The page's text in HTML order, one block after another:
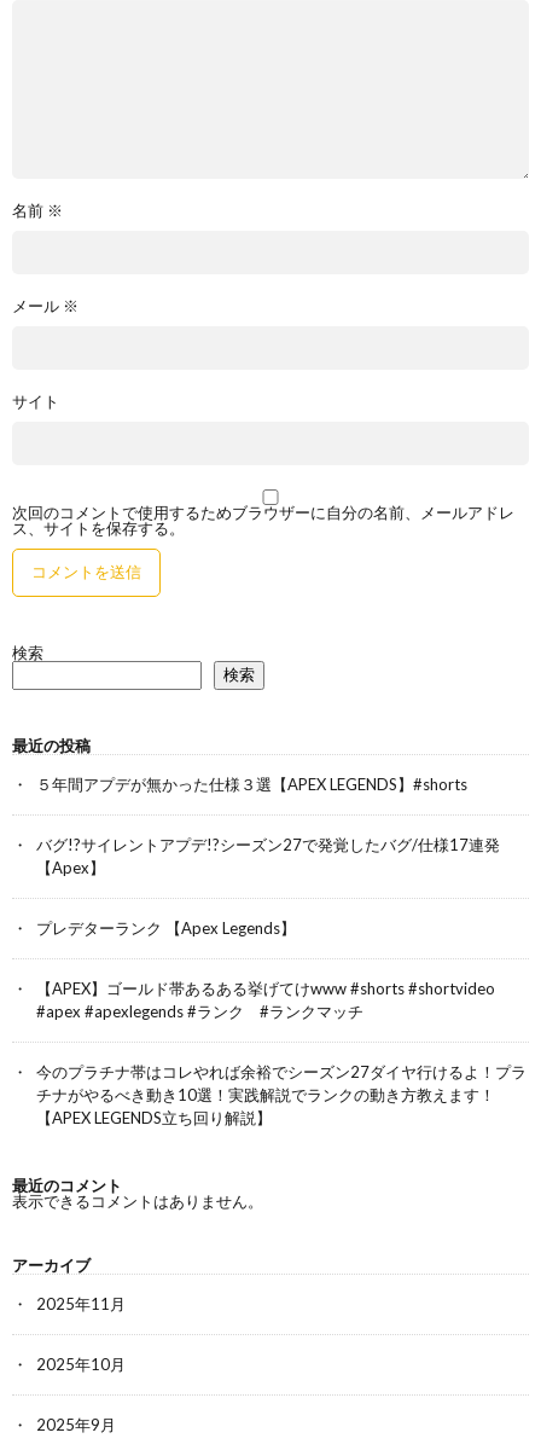
名前 ※
メール ※
サイト
次回のコメントで使用するためブラウザーに自分の名前、メールアドレ
ス、サイトを保存する。
検索
検索
最近の投稿
５年間アプデが無かった仕様３選【APEX LEGENDS】#shorts
バグ!?サイレントアプデ!?シーズン27で発覚したバグ/仕様17連発
【Apex】
プレデターランク 【Apex Legends】
【APEX】ゴールド帯あるある挙げてけwww #shorts #shortvideo
#apex #apexlegends #ランク #ランクマッチ
今のプラチナ帯はコレやれば余裕でシーズン27ダイヤ行けるよ！プラ
チナがやるべき動き10選！実践解説でランクの動き方教えます！
【APEX LEGENDS立ち回り解説】
最近のコメント
表示できるコメントはありません。
アーカイブ
2025年11月
2025年10月
2025年9月